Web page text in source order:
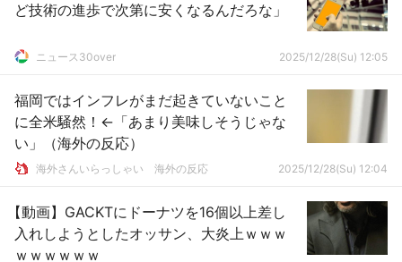
ど技術の進歩で次第に安くなるんだろな」
ニュース30over 2025/12/28(Su) 12:05
福岡ではインフレがまだ起きていないこと
に全米騒然！←「あまり美味しそうじゃな
い」（海外の反応）
海外さんいらっしゃい 海外の反応 2025/12/28(Su) 12:04
【動画】GACKTにドーナツを16個以上差し
入れしようとしたオッサン、大炎上ｗｗｗ
ｗｗｗｗｗｗ